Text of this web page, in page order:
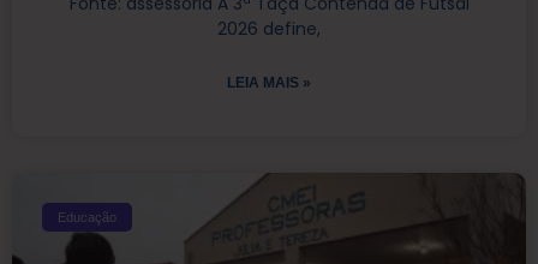
2026 define,
LEIA MAIS »
Educação